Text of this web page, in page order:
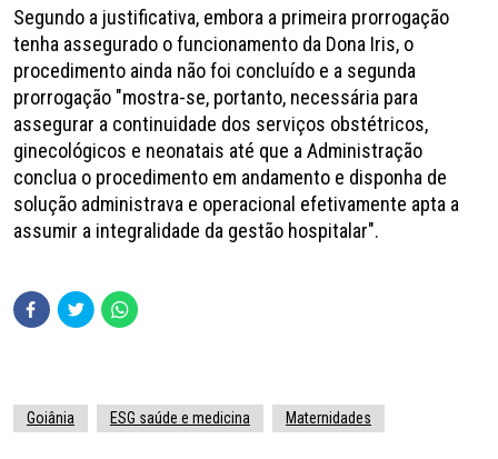
Segundo a justificativa, embora a primeira prorrogação
tenha assegurado o funcionamento da Dona Iris, o
procedimento ainda não foi concluído e a segunda
prorrogação "mostra-se, portanto, necessária para
assegurar a continuidade dos serviços obstétricos,
ginecológicos e neonatais até que a Administração
conclua o procedimento em andamento e disponha de
solução administrava e operacional efetivamente apta a
assumir a integralidade da gestão hospitalar".
Goiânia ESG saúde e medicina Maternidades